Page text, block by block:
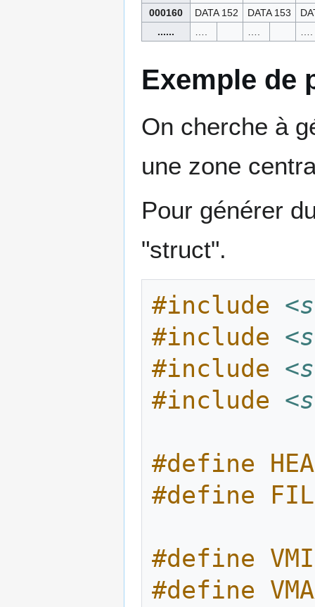
000160 DATA 152 DATA 153
......
Exemple de
On cherche à
une zone
Pour générer
"struct".
#include
#include
#include
#include
#define
#define
#define